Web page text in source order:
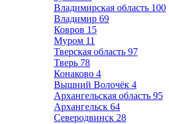
Владимирская область 100
Владимир 69
Ковров 15
Муром 11
Тверская область 97
Тверь 78
Конаково 4
Вышний Волочёк 4
Архангельская область 95
Архангельск 64
Северодвинск 28